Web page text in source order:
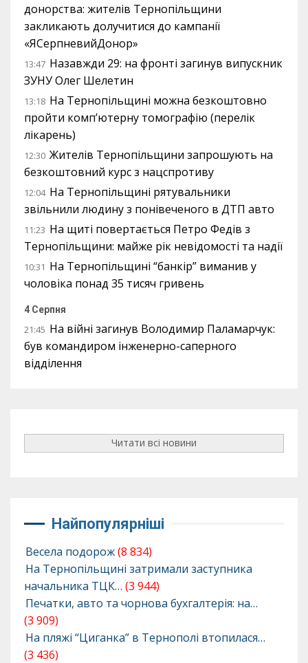
донорства: жителів Тернопільщини
закликають долучитися до кампанії
«ЯСерпневийДонор»
13:47 Назавжди 29: на фронті загинув випускник
ЗУНУ Олег Шелетин
13:18 На Тернопільщині можна безкоштовно
пройти комп’ютерну томографію (перелік
лікарень)
12:30 Жителів Тернопільщини запрошують на
безкоштовний курс з нацспротиву
12:04 На Тернопільщині рятувальники
звільнили людину з понівеченого в ДТП авто
11:23 На щиті повертається Петро Федів з
Тернопільщини: майже рік невідомості та надії
10:31 На Тернопільщині “банкір” виманив у
чоловіка понад 35 тисяч гривень
4 Серпня
21:45 На війні загинув Володимир Паламарчук:
був командиром інженерно-саперного
відділення
Читати всі новини
Найпопулярніші
Весела подорож(8 834)
На Тернопільщині затримали заступника
начальника ТЦК… (3 944)
Печатки, авто та чорнова бухгалтерія: на…
(3 909)
На пляжі “Циганка” в Тернополі втопилася…
(3 436)